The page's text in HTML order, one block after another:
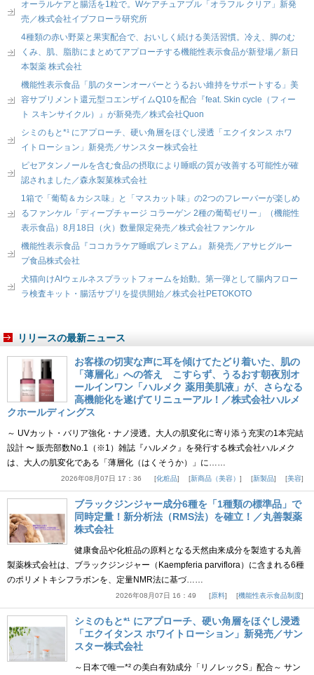
オーラルケアと腸活を1粒で。Wケアチュアブル「オラフル クリア」新発
売／株式会社イブフローラ研究所
4種類の赤い野菜と果実配合で、おいしく続ける美活習慣。冷え、脚のむ
くみ、肌、脂肪にまとめてアプローチする機能性表示食品が新登場／新日
本製薬 株式会社
機能性表示食品「肌のターンオーバーとうるおい維持をサポートする」美
容サプリメント還元型コエンザイムQ10を配合『feat. Skin cycle（フィー
ト スキンサイクル）』が新発売／株式会社Quon
シミのもと*¹ にアプローチ、硬い角層をほぐし浸透「エクイタンス ホワ
イトローション」新発売／サンスター株式会社
ピセアタンノールを含む食品の摂取により睡眠の質が改善する可能性が確
認されました／森永製菓株式会社
1箱で「葡萄＆カシス味」と「マスカット味」の2つのフレーバーが楽しめ
るファンケル「ディープチャージ コラーゲン 2種の葡萄ゼリー」（機能性
表示食品）8月18日（火）数量限定発売／株式会社ファンケル
機能性表示食品『ココカラケア睡眠プレミアム』 新発売／アサヒグルー
プ食品株式会社
犬猫向けAIウェルネスプラットフォームを始動。第一弾として腸内フロー
ラ検査キット・腸活サプリを提供開始／株式会社PETOKOTO
リリースの最新ニュース
お客様の切実な声に耳を傾けてたどり着いた、肌の
「薄層化」への答え こすらず、うるおす朝夜別オ
ールインワン「ハルメク 薬用美肌液」が、さらなる
高機能化を遂げてリニューアル！／株式会社ハルメ
クホールディングス
～ UVカット・バリア強化・ナノ浸透。大人の肌変化に寄り添う充実の1本完結
設計 〜 販売部数No.1（※1）雑誌『ハルメク』を発行する株式会社ハルメク
は、大人の肌変化である「薄層化（はくそうか）」に……
2026年08月07日 17：36 化粧品 新商品（美容） 新製品 美容
ブラックジンジャー成分6種を「1種類の標準品」で
同時定量！新分析法（RMS法）を確立！／丸善製薬
株式会社
健康食品や化粧品の原料となる天然由来成分を製造する丸善
製薬株式会社は、ブラックジンジャー（Kaempferia parviflora）に含まれる6種
のポリメトキシフラボンを、定量NMR法に基づ……
2026年08月07日 16：49 原料 機能性表示食品制度
シミのもと*¹ にアプローチ、硬い角層をほぐし浸透
「エクイタンス ホワイトローション」新発売／サン
スター株式会社
～日本で唯一*² の美白有効成分「リノレックS」配合～ サン